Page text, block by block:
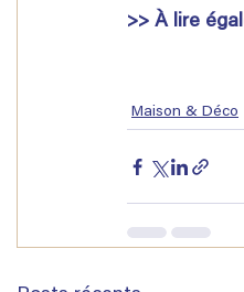
>> À lire
Maison & Déco